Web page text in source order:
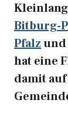
Bitburg-
Pfalzund
hat eine
damit